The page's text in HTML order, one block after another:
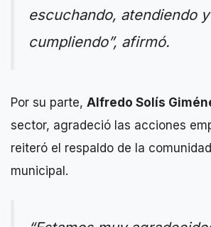
escuchando, atendiendo y
cumpliendo”, afirmó.
Por su parte, Alfredo Solís
sector, agradeció las acciones
reiteró el respaldo de la
municipal.